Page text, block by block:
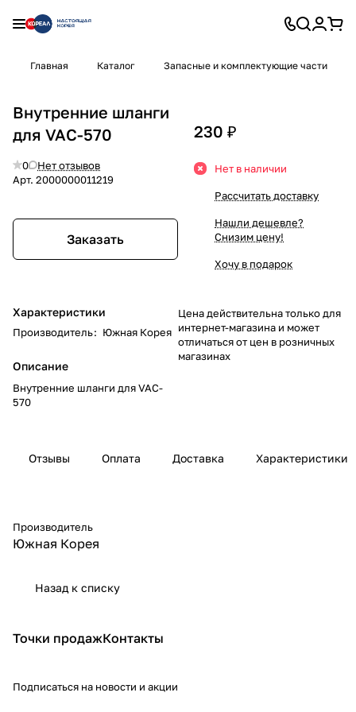
Главная Каталог Запасные и комплектующие части
Внутренние шланги
для VAC-570
0
Нет отзывов
Арт. 2000000011219
Заказать
Характеристики
Производитель: Южная Корея
Описание
Внутренние шланги для VAC-
570
230 ₽
Нет в наличии
Рассчитать доставку
Нашли дешевле?
Снизим цену!
Хочу в подарок
Цена действительна только для
интернет-магазина и может
отличаться от цен в розничных
магазинах
Отзывы Оплата Доставка Характеристики
Производитель
Южная Корея
Назад к списку
Точки продажКонтакты
Подписаться на новости и акции